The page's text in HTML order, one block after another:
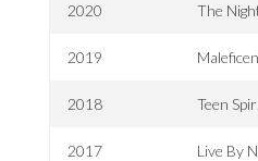
2020 The
2019
2018 Teen
2017 Live By